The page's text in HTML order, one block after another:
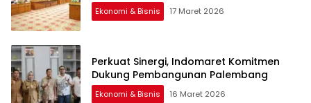
Ekonomi & Bisnis 17 Maret 2026
Perkuat Sinergi, Indomaret Komitmen
Dukung Pembangunan Palembang
Ekonomi & Bisnis 16 Maret 2026